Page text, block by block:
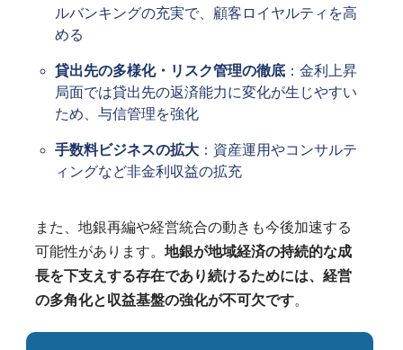
ルバンキングの充実で、顧客ロイヤルティを高
める
貸出先の多様化・リスク管理の徹底：金利上昇
局面では貸出先の返済能力に変化が生じやすい
ため、与信管理を強化
手数料ビジネスの拡大：資産運用やコンサルテ
ィングなど非金利収益の拡充
また、地銀再編や経営統合の動きも今後加速する
可能性があります。 地銀が地域経済の持続的な成
長を下支えする存在であり続けるためには、経営
の多角化と収益基盤の強化が不可欠です。